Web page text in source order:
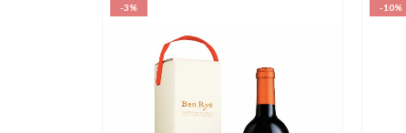
-3% -10%